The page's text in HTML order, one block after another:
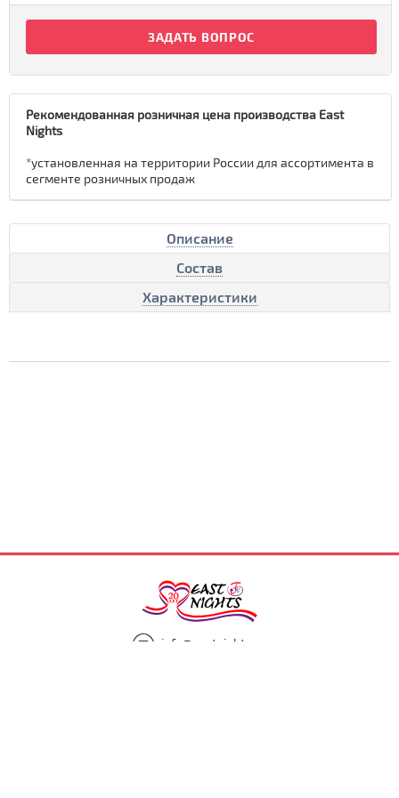
ЗАДАТЬ ВОПРОС
Рекомендованная розничная цена производства East
Nights
*установленная на территории России для ассортимента в
сегменте розничных продаж
Описание
Состав
Характеристики
info@eastnights.ru